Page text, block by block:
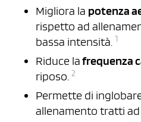
Migliora la potenza
rispetto ad
bassa intensità. 1
Riduce lafrequenza
riposo. 2
Permette di
allenamento tratti